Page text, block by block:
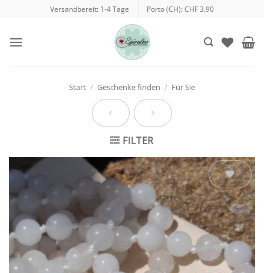
springen
Versandbereit: 1-4 Tage Porto (CH): CHF 3.90
Start / Geschenke finden / Für Sie
FILTER
Auf die
Wunschliste